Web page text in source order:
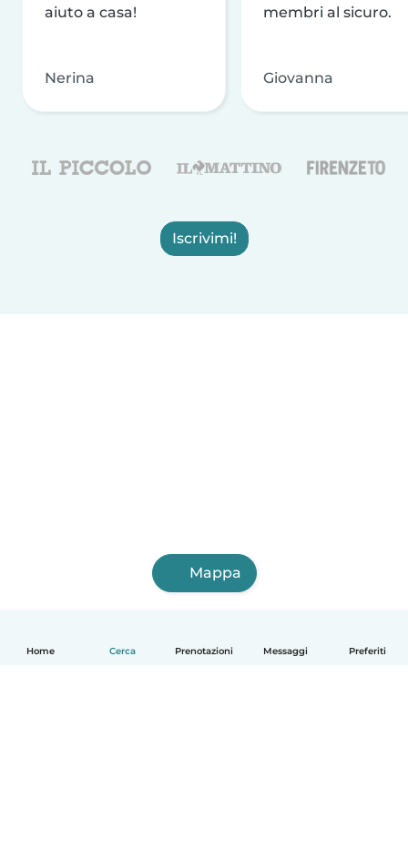
Home Cerca Prenotazioni Messaggi Preferiti
aiuto a casa!
Nerina
membri al sicuro.
Giovanna
Iscrivimi!
Mappa